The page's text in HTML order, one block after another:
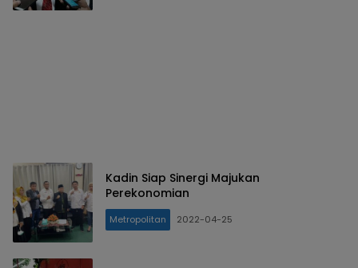
Kadin Siap Sinergi Majukan
Perekonomian
Metropolitan 2022-04-25